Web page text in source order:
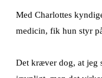
Med Charlottes
medicin, fik hun styr
Det kræver dog, at jeg